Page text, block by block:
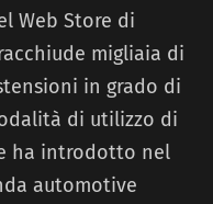
Web Store di
migliaia di
in grado di
di utilizzo di
ha introdotto nel
automotive